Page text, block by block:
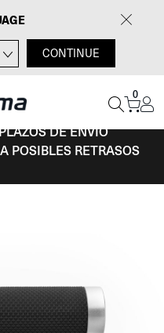
CONTINUE
0
DE ENVÍO
POSIBLES RETRASOS